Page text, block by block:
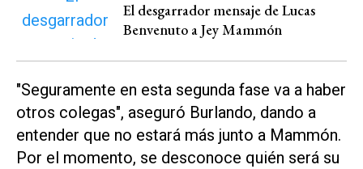
El desgarrador mensaje de Lucas
Benvenuto a Jey Mammón
"Seguramente en esta segunda fase va a haber
otros colegas", aseguró Burlando, dando a
entender que no estará más junto a Mammón.
Por el momento, se desconoce quién será su